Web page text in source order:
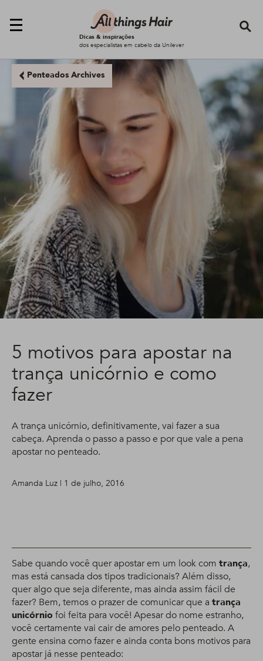
Dicas & inspirações
dos especialistas em cabelo da Unilever
Penteados Archives
5 motivos para apostar na
trança unicórnio e como
fazer
A trança unicórnio, definitivamente, vai fazer a sua
cabeça. Aprenda o passo a passo e por que vale a pena
apostar no penteado.
Amanda Luz | 1 de julho, 2016
Sabe quando você quer apostar em um look com trança,
mas está cansada dos tipos tradicionais? Além disso,
quer algo que seja diferente, mas ainda assim fácil de
fazer? Bem, temos o prazer de comunicar que a trança
unicórnio foi feita para você! Apesar do nome estranho,
você certamente vai cair de amores pelo penteado. A
gente ensina como fazer e ainda conta bons motivos para
apostar já nesse penteado: